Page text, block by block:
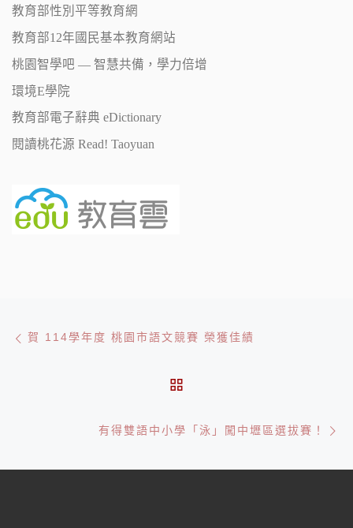
教育部性別平等教育網
教育部12年國民基本教育網站
桃園智學吧 — 智慧共備，學力倍增
環境E學院
教育部電子辭典 eDictionary
閱讀桃花源 Read! Taoyuan
賀 114學年度 桃園市語文競賽 榮獲佳績
有得雙語中小學「泳」闖中壢區選拔賽！